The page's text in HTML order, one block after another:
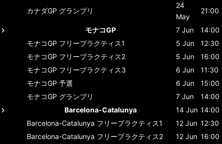
カナダGP グランプリ
24
May
21:00
モナコGP 7 Jun
14:00
モナコGP フリープラクティス1 5 Jun
12:30
モナコGP フリープラクティス2 5 Jun
16:00
モナコGP フリープラクティス3 6 Jun
11:30
モナコGP 予選 6 Jun
15:00
モナコGP グランプリ 7 Jun
14:00
Barcelona-Catalunya
14 Jun 14:00
Barcelona-Catalunya フリープラクティス1 12 Jun 12:30
Barcelona-Catalunya フリープラクティス2 12 Jun 16:00